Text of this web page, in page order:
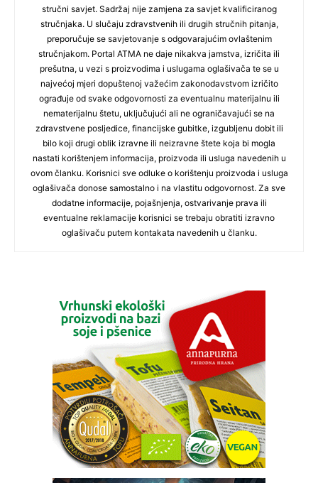
stručni savjet. Sadržaj nije zamjena za savjet kvalificiranog
stručnjaka. U slučaju zdravstvenih ili drugih stručnih pitanja,
preporučuje se savjetovanje s odgovarajućim ovlaštenim
stručnjakom. Portal ATMA ne daje nikakva jamstva, izričita ili
prešutna, u vezi s proizvodima i uslugama oglašivača te se u
najvećoj mjeri dopuštenoj važećim zakonodavstvom izričito
ograđuje od svake odgovornosti za eventualnu materijalnu ili
nematerijalnu štetu, uključujući ali ne ograničavajući se na
zdravstvene posljedice, financijske gubitke, izgubljenu dobit ili
bilo koji drugi oblik izravne ili neizravne štete koja bi mogla
nastati korištenjem informacija, proizvoda ili usluga navedenih u
ovom članku. Korisnici sve odluke o korištenju proizvoda i usluga
oglašivača donose samostalno i na vlastitu odgovornost. Za sve
dodatne informacije, pojašnjenja, ostvarivanje prava ili
eventualne reklamacije korisnici se trebaju obratiti izravno
oglašivaču putem kontakata navedenih u članku.